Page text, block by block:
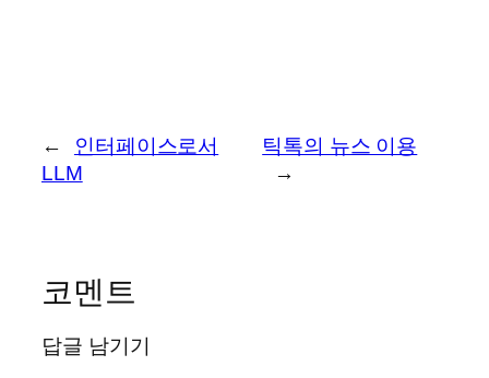
←
인터페이스로서
LLM
틱톡의 뉴스 이용
→
코멘트
답글 남기기